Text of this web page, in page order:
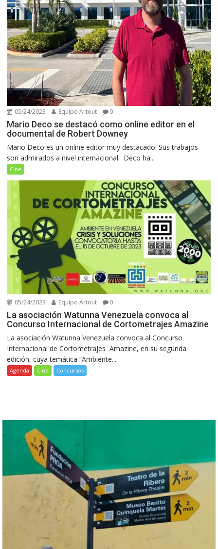
05/24/2023 Equipo Artout 0
Mario Deco se destacó como online editor en el
documental de Robert Downey
Mario Deco es un online editor muy destacado. Sus trabajos
son admirados a nivel internacional. Deco ha...
Cine
05/24/2023 Equipo Artout 0
La asociación Watunna Venezuela convoca al
Concurso Internacional de Cortometrajes Amazine
La asociación Watunna Venezuela convoca al Concurso
Internacional de Cortometrajes Amazine, en su segunda
edición, cuya temática “Ambiente...
Agenda Cine Concursos